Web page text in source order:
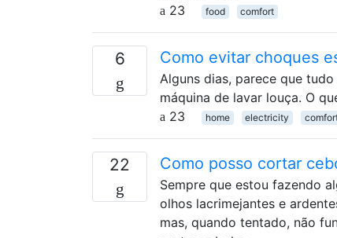
23
food comfort
6 Como evitar choques
Alguns dias, parece que
máquina de lavar louça. O
23
home electricity
22 Como posso cortar
Sempre que estou fazendo
olhos lacrimejantes e
mas, quando tentado, não